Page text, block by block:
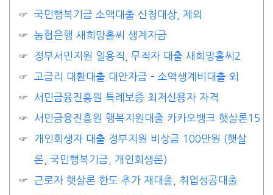
국민행복기금 소액대출 신청대상, 제외
농협은행 새희망홀씨 생계자금
정부서민지원 일용직, 무직자 대출 새희망홀씨2
고금리 대환대출 대안자금 – 소액생계비대출 외
서민금융진흥원 특례보증 최저신용자 자격
서민금융진흥원 행복지원대출 카카오뱅크 햇살론15
개인회생자 대출 정부지원 비상금 100만원 (햇살
론, 국민행복기금, 개인회생론)
근로자 햇살론 한도 추가 재대출, 취업성공대출